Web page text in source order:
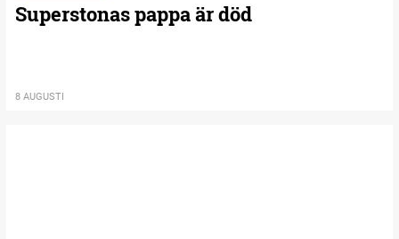
Superstonas pappa är död
8 AUGUSTI